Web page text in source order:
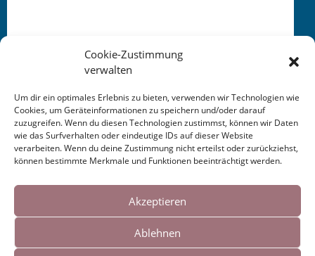
Cookies helfen uns bei der Bereitstellung
unserer Inhalte und Dienste. Durch die
weitere Nutzung der Webseite stimmen Sie
der Verwendung von Cookies zu.
Cookie-Zustimmung
verwalten
Um dir ein optimales Erlebnis zu bieten, verwenden wir Technologien wie
Cookies, um Geräteinformationen zu speichern und/oder darauf
zuzugreifen. Wenn du diesen Technologien zustimmst, können wir Daten
wie das Surfverhalten oder eindeutige IDs auf dieser Website
verarbeiten. Wenn du deine Zustimmung nicht erteilst oder zurückziehst,
können bestimmte Merkmale und Funktionen beeinträchtigt werden.
Akzeptieren
Ablehnen
This entry was posted inKALENDER. Bookmark the
permalink.
Lesung Sommersalon
Gelnhausen 2017
Literaturfestival LeseLenz
Hausach 2017→